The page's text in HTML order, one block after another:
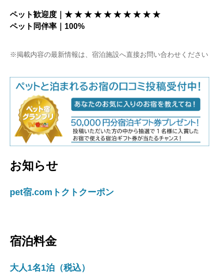
ペット歓迎度｜★ ★ ★ ★ ★ ★ ★ ★ ★ ★
ペット同伴率｜100%
※掲載内容の最新情報は、宿泊施設へ直接お問い合わせください
お知らせ
pet宿.comトクトクーポン
宿泊料金
大人1名1泊（税込）